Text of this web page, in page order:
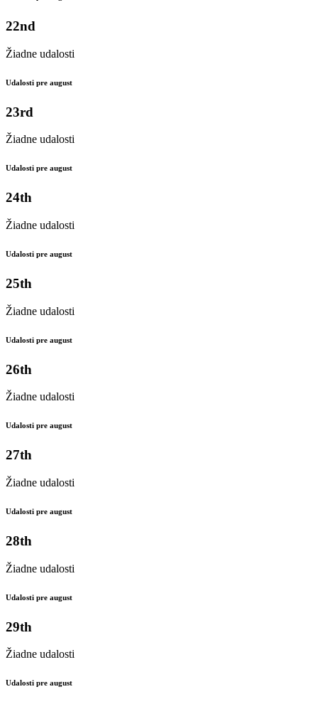
22nd
Žiadne udalosti
Udalosti pre august
23rd
Žiadne udalosti
Udalosti pre august
24th
Žiadne udalosti
Udalosti pre august
25th
Žiadne udalosti
Udalosti pre august
26th
Žiadne udalosti
Udalosti pre august
27th
Žiadne udalosti
Udalosti pre august
28th
Žiadne udalosti
Udalosti pre august
29th
Žiadne udalosti
Udalosti pre august